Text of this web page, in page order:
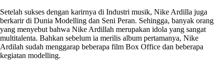
Setelah sukses dengan karirnya di Industri musik, Nike Ardilla juga
berkarir di Dunia Modelling dan Seni Peran. Sehingga, banyak orang
yang menyebut bahwa Nike Ardillah merupakan idola yang sangat
multitalenta. Bahkan sebelum ia merilis album pertamanya, Nike
Ardilah sudah menggarap beberapa film Box Office dan beberapa
kegiatan modelling.